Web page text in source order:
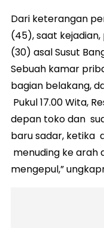
Dari keterangan
(45), saat
(30) asal Susut
Sebuah kamar
bagian belakang,
Pukul 17.00 Wita,
depan toko dan
baru sadar, ketika
menuding ke arah
mengepul,”